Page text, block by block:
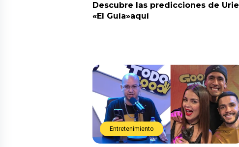
Descubre las predicciones de Uriel
«El Guía»aquí
Entretenimiento